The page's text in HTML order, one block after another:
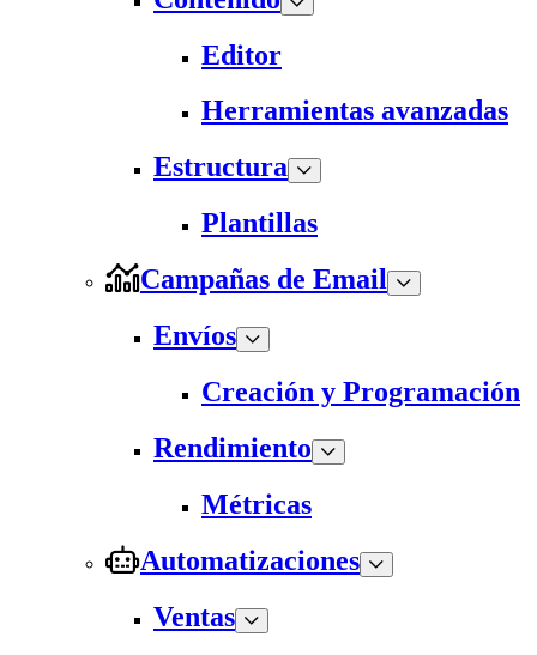
Editor
Herramientas avanzadas
Estructura
Plantillas
Campañas de Email
Envíos
Creación y Programación
Rendimiento
Métricas
Automatizaciones
Ventas